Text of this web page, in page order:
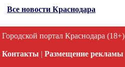
Все новости Краснодара
Городской портал Краснодара (18+)
Контакты | Размещение рекламы